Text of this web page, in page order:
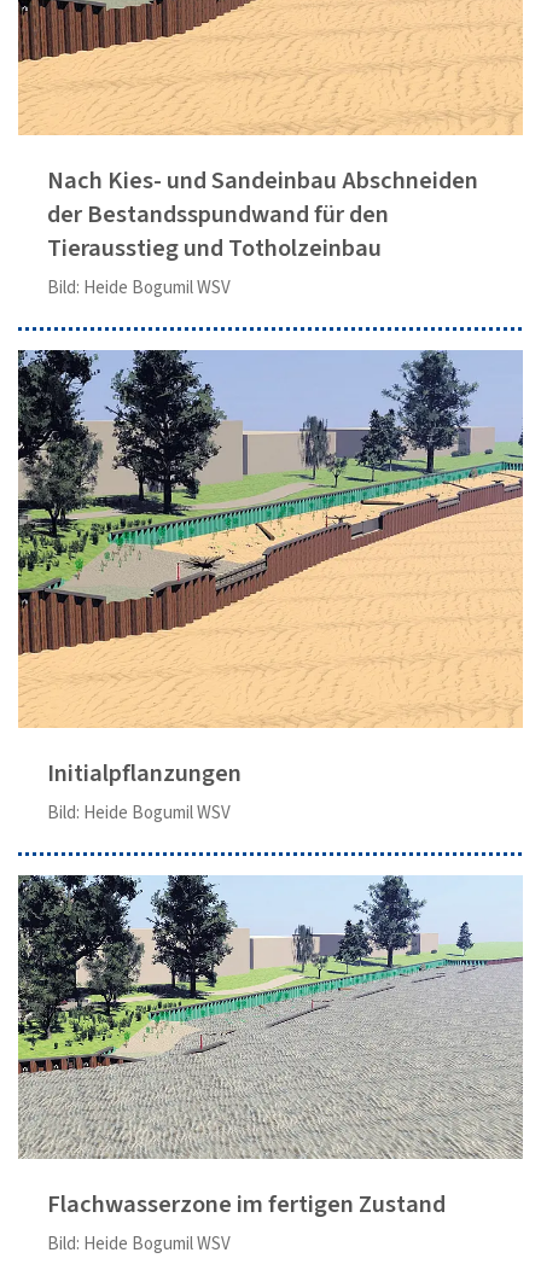
Nach Kies- und Sandeinbau Abschneiden
der Bestandsspundwand für den
Tierausstieg und Totholzeinbau
Bild: Heide Bogumil WSV
Initialpflanzungen
Bild: Heide Bogumil WSV
Flachwasserzone im fertigen Zustand
Bild: Heide Bogumil WSV